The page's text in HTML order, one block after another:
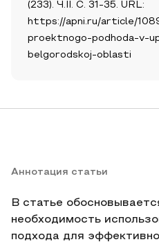
(233). Ч.II. С. 31-35. URL:
https://apni.ru/article/
proektnogo-podhoda-v-
belgorodskoj-oblasti
Аннотация статьи
В статье
необходимость
подхода для